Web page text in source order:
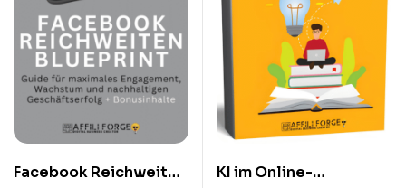
Facebook Reichweiten
KI im Online-